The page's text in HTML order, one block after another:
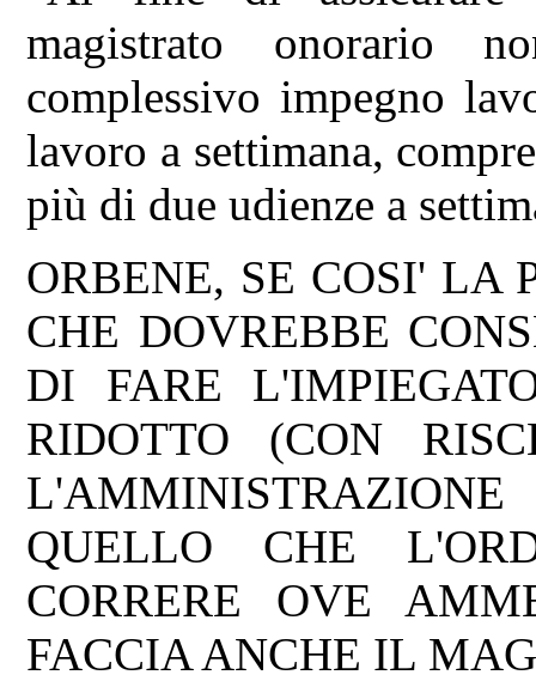
magistrato onorario
complessivo impegno
lavoro a settimana,
più di due udienze a
ORBENE, SE COSI' LA
CHE DOVREBBE
DI FARE
RIDOTTO (CON
QUELLO CHE
CORRERE OVE
FACCIA ANCHE IL